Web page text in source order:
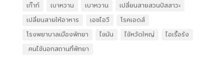
เก๊าท์
เบาหวาน เบาหวาน
เปลี่ยนสายสวนปัสสาวะ
เปลี่ยนสายให้อาหาร
เอชไอวี
โรคเอดส์
โรงพยาบาลเมืองพัทยา
ไขมัน ไข้หวัดใหญ่
ไอเรื้อรัง
​ คนไข้นอกสถานที่พัทยา